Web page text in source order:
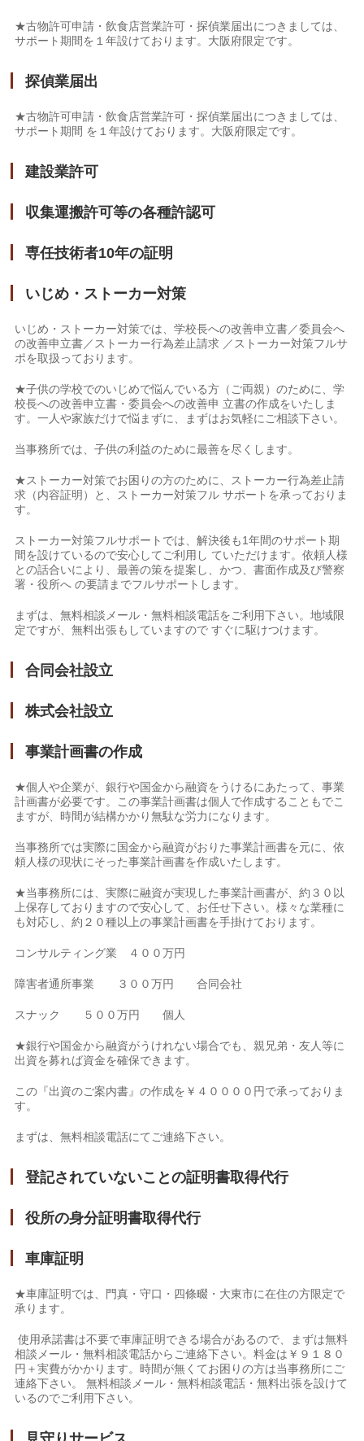
★古物許可申請・飲食店営業許可・探偵業届出につきましては、
サポート期間を１年設けております。大阪府限定です。
探偵業届出
★古物許可申請・飲食店営業許可・探偵業届出につきましては、
サポート期間 を１年設けております。大阪府限定です。
建設業許可
収集運搬許可等の各種許認可
専任技術者10年の証明
いじめ・ストーカー対策
いじめ・ストーカー対策では、学校長への改善申立書／委員会へ
の改善申立書／ストーカー行為差止請求 ／ストーカー対策フルサ
ポを取扱っております。
★子供の学校でのいじめで悩んでいる方（ご両親）のために、学
校長への改善申立書・委員会への改善申 立書の作成をいたしま
す。一人や家族だけで悩まずに、まずはお気軽にご相談下さい。
当事務所では、子供の利益のために最善を尽くします。
★ストーカー対策でお困りの方のために、ストーカー行為差止請
求（内容証明）と、ストーカー対策フル サポートを承っておりま
す。
ストーカー対策フルサポートでは、解決後も1年間のサポート期
間を設けているので安心してご利用し ていただけます。依頼人様
との話合いにより、最善の策を提案し、かつ、書面作成及び警察
署・役所へ の要請までフルサポートします。
まずは、無料相談メール・無料相談電話をご利用下さい。地域限
定ですが、無料出張もしていますので すぐに駆けつけます。
合同会社設立
株式会社設立
事業計画書の作成
★個人や企業が、銀行や国金から融資をうけるにあたって、事業
計画書が必要です。この事業計画書は個人で作成することもでこ
ますが、時間が結構かかり無駄な労力になります。
当事務所では実際に国金から融資がおりた事業計画書を元に、依
頼人様の現状にそった事業計画書を作成いたします。
★当事務所には、実際に融資が実現した事業計画書が、約３０以
上保存しておりますので安心して、お任せ下さい。様々な業種に
も対応し、約２０種以上の事業計画書を手掛けております。
コンサルティング業 ４００万円
障害者通所事業 ３００万円 合同会社
スナック ５００万円 個人
★銀行や国金から融資がうけれない場合でも、親兄弟・友人等に
出資を募れば資金を確保できます。
この『出資のご案内書』の作成を￥４００００円で承っておりま
す。
まずは、無料相談電話にてご連絡下さい。
登記されていないことの証明書取得代行
役所の身分証明書取得代行
車庫証明
★車庫証明では、門真・守口・四條畷・大東市に在住の方限定で
承ります。
使用承諾書は不要で車庫証明できる場合があるので、まずは無料
相談メール・無料相談電話からご連絡下さい。料金は￥９１８０
円＋実費がかかります。時間が無くてお困りの方は当事務所にご
連絡下さい。 無料相談メール・無料相談電話・無料出張を設けて
いるのでご利用下さい。